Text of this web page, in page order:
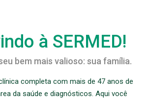
à SERMED!
bem mais valioso: sua família.
completa com mais de 47 anos de
da saúde e diagnósticos. Aqui você